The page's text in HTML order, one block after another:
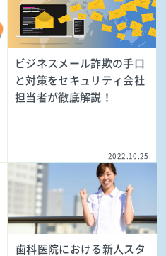
ビジネスメール詐欺の手口
と対策をセキュリティ会社
担当者が徹底解説！
2022.10.25
歯科医院における新人スタ